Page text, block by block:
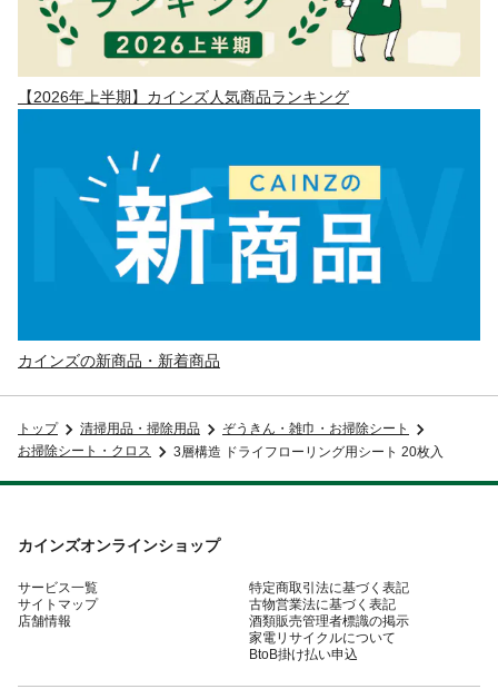
【2026年上半期】カインズ人気商品ランキング
カインズの新商品・新着商品
トップ 清掃用品・掃除用品
ぞうきん・雑巾・お掃除シート
お掃除シート・クロス
3層構造 ドライフローリング用シート 20枚入
カインズオンラインショップ
サービス一覧
サイトマップ
店舗情報
特定商取引法に基づく表記
古物営業法に基づく表記
酒類販売管理者標識の掲示
家電リサイクルについて
BtoB掛け払い申込